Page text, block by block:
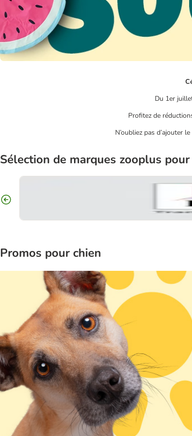
Du 1er
Profitez de
N’oubliez pas d’ajouter
Sélection de marques zooplus
Promos pour chien